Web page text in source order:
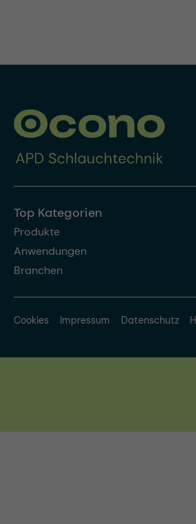
Top Kategorien
Produkte
Anwendungen
Branchen
Cookies Impressum Datenschutz